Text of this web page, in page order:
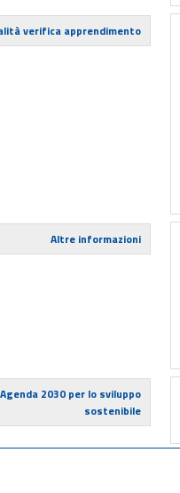
verifica apprendimento
Altre informazioni
2030 per lo sviluppo
sostenibile